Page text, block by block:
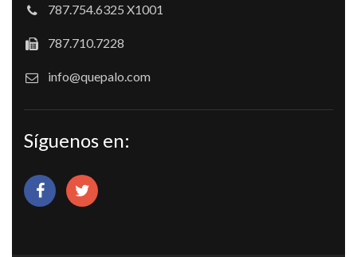
787.754.6325 X1001
787.710.7228
info@quepalo.com
Síguenos en: